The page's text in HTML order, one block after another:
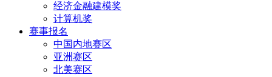
经济金融建模奖
计算机奖
赛事报名
中国内地赛区
亚洲赛区
北美赛区